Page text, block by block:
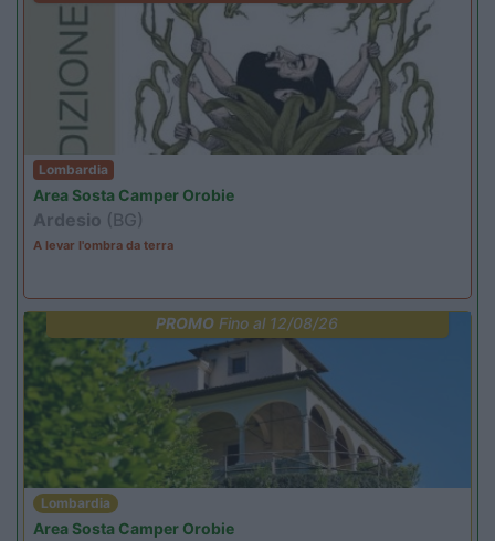
Lombardia
Area Sosta Camper Orobie
Ardesio (BG)
A levar l'ombra da terra
PROMO Fino al 12/08/26
Lombardia
Area Sosta Camper Orobie